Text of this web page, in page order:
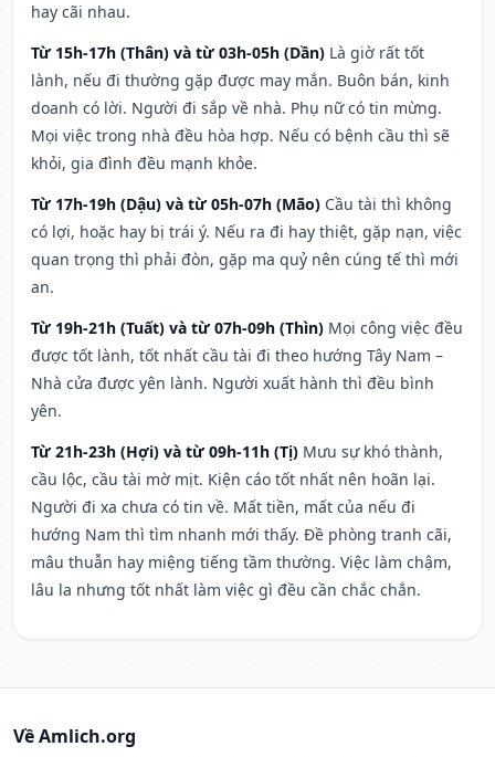
hay cãi nhau.
Từ 15h-17h (Thân) và từ 03h-05h (Dần) Là giờ rất tốt
lành, nếu đi thường gặp được may mắn. Buôn bán, kinh
doanh có lời. Người đi sắp về nhà. Phụ nữ có tin mừng.
Mọi việc trong nhà đều hòa hợp. Nếu có bệnh cầu thì sẽ
khỏi, gia đình đều mạnh khỏe.
Từ 17h-19h (Dậu) và từ 05h-07h (Mão) Cầu tài thì không
có lợi, hoặc hay bị trái ý. Nếu ra đi hay thiệt, gặp nạn, việc
quan trọng thì phải đòn, gặp ma quỷ nên cúng tế thì mới
an.
Từ 19h-21h (Tuất) và từ 07h-09h (Thìn) Mọi công việc đều
được tốt lành, tốt nhất cầu tài đi theo hướng Tây Nam –
Nhà cửa được yên lành. Người xuất hành thì đều bình
yên.
Từ 21h-23h (Hợi) và từ 09h-11h (Tị) Mưu sự khó thành,
cầu lộc, cầu tài mờ mịt. Kiện cáo tốt nhất nên hoãn lại.
Người đi xa chưa có tin về. Mất tiền, mất của nếu đi
hướng Nam thì tìm nhanh mới thấy. Đề phòng tranh cãi,
mâu thuẫn hay miệng tiếng tầm thường. Việc làm chậm,
lâu la nhưng tốt nhất làm việc gì đều cần chắc chắn.
Về Amlich.org